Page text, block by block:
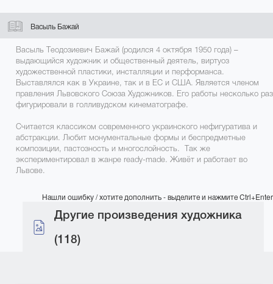
Васыль Бажай
Васыль Теодозиевич Бажай (родился 4 октября 1950 года) –
выдающийся художник и общественный деятель, виртуоз
художественной пластики, инсталляции и перформанса.
Выставлялся как в Украине, так и в ЕС и США. Является членом
правления Львовского Союза Художников. Его работы несколько раз
фигурировали в голливудском кинематографе.
Считается классиком современного украинского нефигуратива и
абстракции. Любит монументальные формы и беспредметные
композиции, пастозность и многослойность. Так же
экспериментировал в жанре ready-made. Живёт и работает во
Львове.
Нашли ошибку / хотите дополнить - выделите и нажмите Ctrl+Enter
Другие произведения художника
(118)